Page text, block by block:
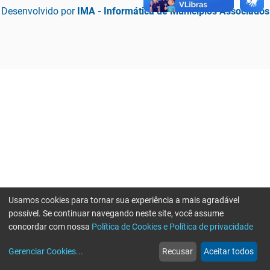
Desenvolvido por IMA - Informática de Municípios Associados
web
Notícias
more_horiz
Mais
Usamos cookies para tornar sua experiência a mais agradável
possível. Se continuar navegando neste site, você assume
concordar com nossa Política de Cookies e Política de privacidade
Gerenciar Cookies... Recusar Aceitar todos
Erro ao enviar informações, por favor tente novamente